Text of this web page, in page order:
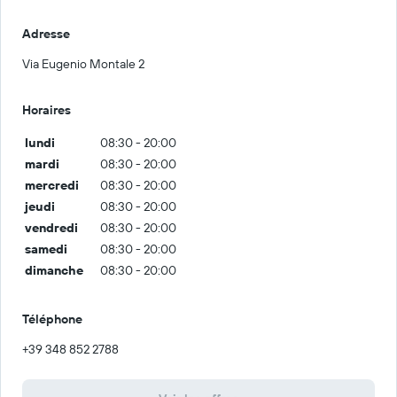
Adresse
Via Eugenio Montale 2
Horaires
lundi
08:30 - 20:00
mardi
08:30 - 20:00
mercredi
08:30 - 20:00
jeudi
08:30 - 20:00
vendredi
08:30 - 20:00
samedi
08:30 - 20:00
dimanche
08:30 - 20:00
Téléphone
+39 348 852 2788